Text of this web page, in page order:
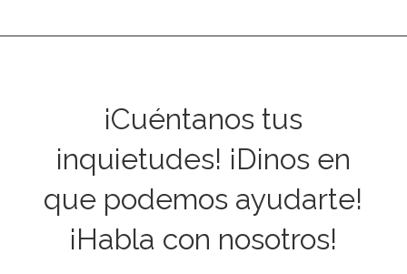
¡Cuéntanos tus
inquietudes! ¡Dinos en
que podemos ayudarte!
¡Habla con nosotros!